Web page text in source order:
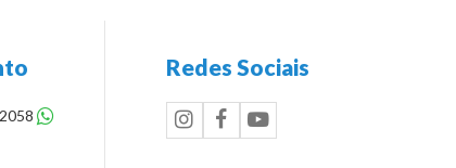
Redes Sociais